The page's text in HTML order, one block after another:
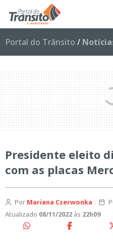
Portal do Trânsito /
Presidente eleito
com as placas
Por Mariana Czerwonka
Atualizado 08/11/2022 às 22h09